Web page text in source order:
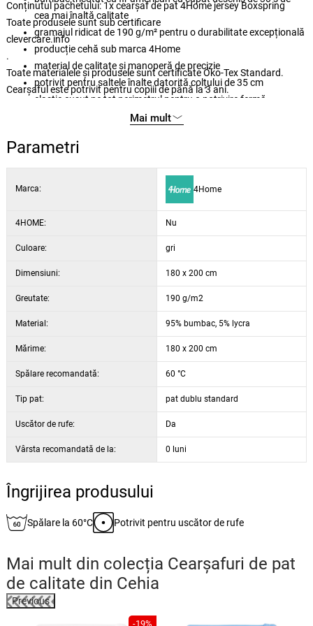
cea mai înaltă calitate
gramajul ridicat de 190 g/m² pentru o durabilitate excepțională
producție cehă sub marca 4Home
material de calitate și manoperă de precizie
potrivit pentru saltele înalte datorită colțului de 35 cm
elastic cusut pe tot perimetrul pentru o potrivire fermă
elasticul este CERTIFICAT BUREAU VERITAS
potrivit pentru uscarea cu mașina de uscat la programul delicat
alegere de culori elegante
Conținutul pachetului: 1x cearșaf de pat 4Home jersey Boxspring
Toate produsele sunt sub certificare
clevercare.info
.
Toate materialele și produsele sunt certificate Öko-Tex Standard.
Cearșaful este potrivit pentru copiii de până la 3 ani.
Mai mult
Parametri
Marca: 4Home
4HOME: Nu
Culoare: gri
Dimensiuni: 180 x 200 cm
Greutate: 190 g/m2
Material: 95% bumbac, 5% lycra
Mărime: 180 x 200 cm
Spălare recomandată: 60 °C
Tip pat: pat dublu standard
Uscător de rufe: Da
Vârsta recomandată de la: 0 luni
Îngrijirea produsului
Spălare la 60°C Potrivit pentru uscător de rufe
Mai mult din colecția Cearșafuri de pat
de calitate din Cehia
Previous
-19%